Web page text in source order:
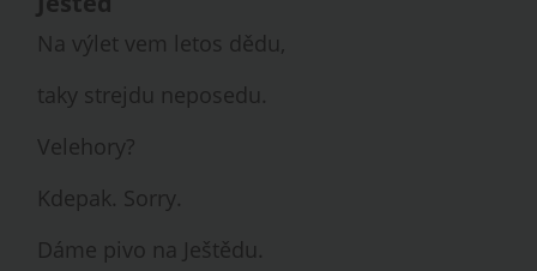
Na výlet vem letos dědu,
taky strejdu neposedu.
Velehory?
Kdepak. Sorry.
Dáme pivo na Ještědu.